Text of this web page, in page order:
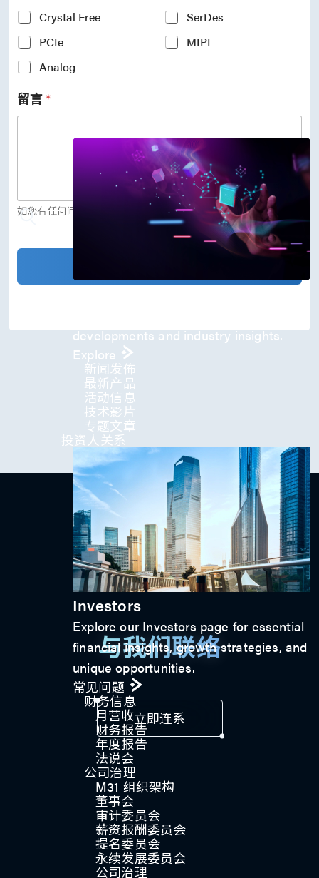
trustworthy IP company in the
semiconductor industry.
存储应用
developments and industry insights.
Explore
新闻发佈
最新产品
活动信息
技术影片
专题文章
投资人关系
Investors
Explore our Investors page for essential
financial insights, growth strategies, and
unique opportunities.
常见问题
财务信息
月营收
财务报告
年度报告
法说会
公司治理
M31 组织架构
董事会
审计委员会
薪资报酬委员会
提名委员会
永续发展委员会
公司治理
N
o
d
e
*
r
I
n
t
e
r
e
s
t
c
o
)
Crystal Free
SerDes
PCIe
MIPI
Analog
留言*
如您有任何问题，欢迎留言给我们。
与我们联络
立即连系